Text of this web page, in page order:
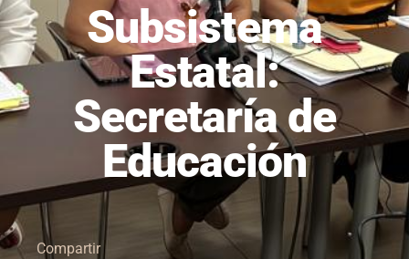
Subsistema
Estatal:
Secretaría de
Educación
Compartir